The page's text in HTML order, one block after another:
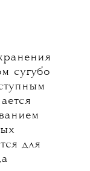
сугубо
для